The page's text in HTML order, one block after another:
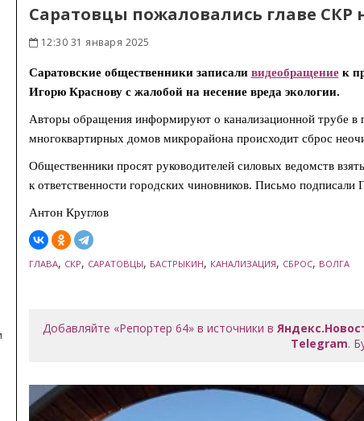
Саратовцы пожаловались главе СКР
12:30 31 января 2025
Саратовские общественники записали видеобращениек
Игорю Краснову с жалобой на несение вреда экологии.
Авторы обращения информируют о канализационной трубе в
многоквартирных домов микрорайона происходит сброс
Общественники просят руководителей силовых ведомств
к ответственности городских чиновников. Письмо
Антон Круглов
ГЛАВА, СКР, САРАТОВЦЫ, БАСТРЫКИН, КАНАЛИЗАЦИЯ, СБРОС, ВОЛГА
Добавляйте «Репортер 64» в источники в
Telegram.